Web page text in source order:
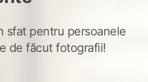
sfat pentru persoanele
de făcut fotografii!